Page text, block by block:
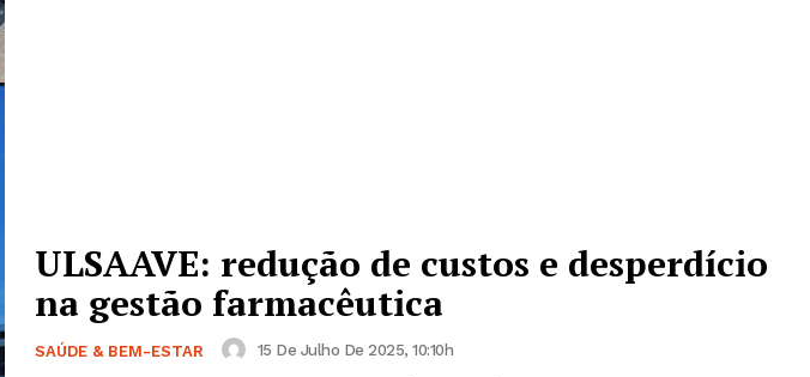
ULSAAVE: redução de custos e desperdício
na gestão farmacêutica
SAÚDE & BEM-ESTAR 15 De Julho De 2025, 10:10h